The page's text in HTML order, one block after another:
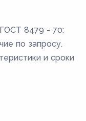
8479 - 70:
по запросу.
и сроки